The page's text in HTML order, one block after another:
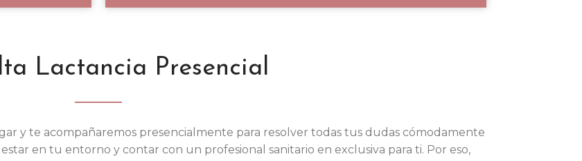
Lactancia Presencial
y te acompañaremos presencialmente para resolver todas tus dudas cómodamente
en tu entorno y contar con un profesional sanitario en exclusiva para ti. Por eso,